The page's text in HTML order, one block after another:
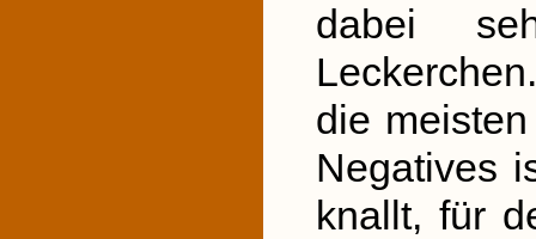
dabei
die
Negatives
knallt, für